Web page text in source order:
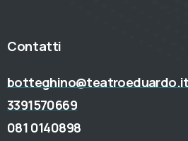
Contatti
botteghino@teatroeduardo.it
3391570669
081 0140898